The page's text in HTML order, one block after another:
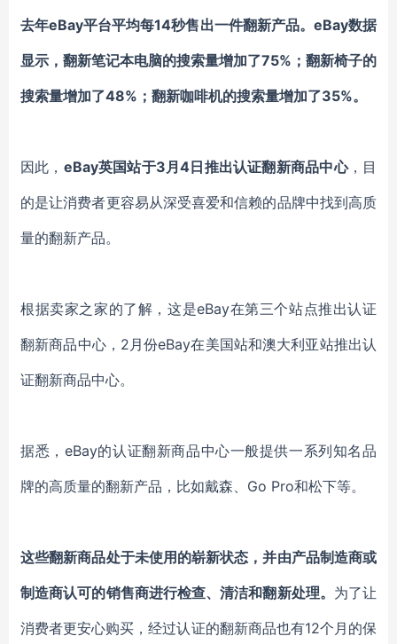
去年eBay平台平均每14秒售出一件翻新产品。eBay数据
显示，翻新笔记本电脑的搜索量增加了75%；翻新椅子的
搜索量增加了48%；翻新咖啡机的搜索量增加了35%。
因此， eBay英国站于3月4日推出认证翻新商品中心，目
的是让消费者更容易从深受喜爱和信赖的品牌中找到高质
量的翻新产品。
根据卖家之家的了解，这是eBay在第三个站点推出认证
翻新商品中心，2月份eBay在美国站和澳大利亚站推出认
证翻新商品中心。
据悉，eBay的认证翻新商品中心一般提供一系列知名品
牌的高质量的翻新产品，比如戴森、Go Pro和松下等。
这些翻新商品处于未使用的崭新状态，并由产品制造商或
制造商认可的销售商进行检查、清洁和翻新处理。 为了让
消费者更安心购买，经过认证的翻新商品也有12个月的保